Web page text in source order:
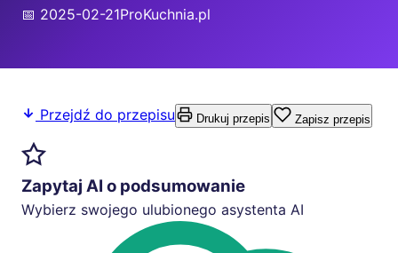
📅 2025-02-21ProKuchnia.pl
Przejdź do przepisu Drukuj przepis Zapisz przepis
Zapytaj AI o podsumowanie
Wybierz swojego ulubionego asystenta AI